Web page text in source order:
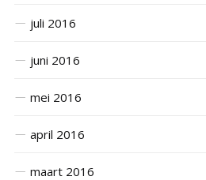
juli 2016
juni 2016
mei 2016
april 2016
maart 2016